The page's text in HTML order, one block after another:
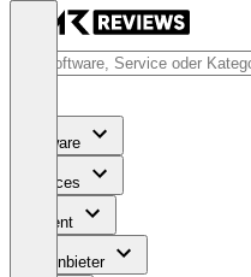
Software
Services
Content
Für Anbieter